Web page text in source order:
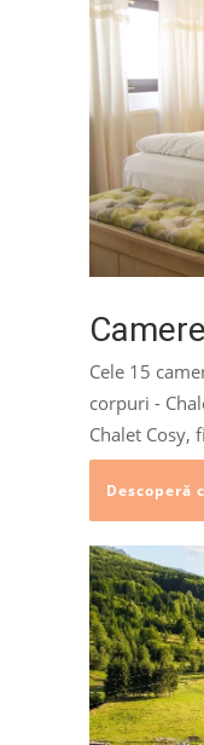
Cele 15
corpuri -
Chalet Cosy,
Descoperă